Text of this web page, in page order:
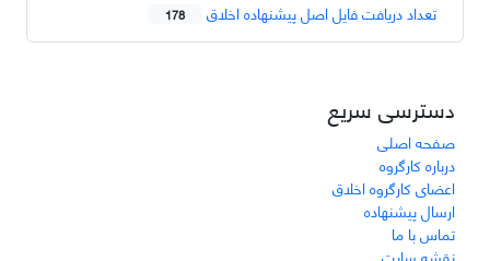
تعداد دریافت فایل اصل پیشنهاده اخلاق 178
دسترسی سریع
صفحه اصلی
درباره کارگروه
اعضای کارگروه اخلاق
ارسال پیشنهاده
تماس با ما